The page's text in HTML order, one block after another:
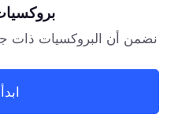
نضمن أن البروكسيات ذات